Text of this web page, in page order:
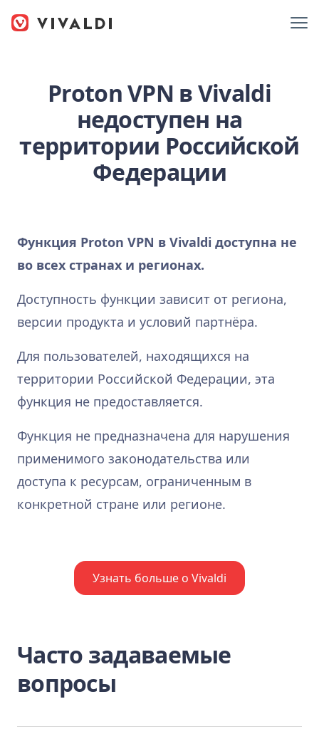
Proton VPN в Vivaldi
недоступен на
территории Российской
Федерации
Функция Proton VPN в Vivaldi доступна не
во всех странах и регионах.
Доступность функции зависит от региона,
версии продукта и условий партнёра.
Для пользователей, находящихся на
территории Российской Федерации, эта
функция не предоставляется.
Функция не предназначена для нарушения
применимого законодательства или
доступа к ресурсам, ограниченным в
конкретной стране или регионе.
Узнать больше о Vivaldi
Часто задаваемые
вопросы